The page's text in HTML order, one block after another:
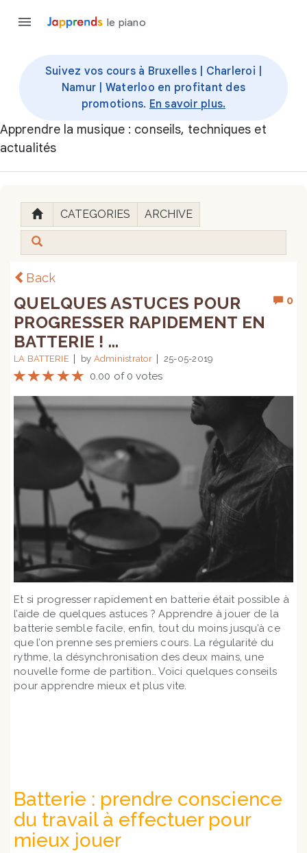
le piano
Suivez vos cours à Bruxelles | Charleroi |
Namur | Waterloo en profitant des
promotions. En savoir plus.
Apprendre la musique : conseils, techniques et
actualités
CATEGORIES ARCHIVE
Back
0
QUELQUES ASTUCES POUR
PROGRESSER RAPIDEMENT EN
BATTERIE ! ...
LA BATTERIE by Administrator 25-05-2019
0.00 of 0 votes
Et si progresser rapidement en batterie était possible à
l’aide de quelques astuces ? Apprendre à jouer de la
batterie semble facile, enfin, tout du moins jusqu’à ce
que l’on prenne ses premiers cours. La régularité du
rythme, la désynchronisation des deux mains, une
nouvelle forme de partition… Voici quelques conseils
pour apprendre mieux et plus vite.
Batterie : prendre conscience
du travail à effectuer pour
mieux jouer